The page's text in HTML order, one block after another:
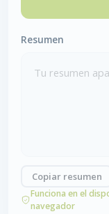
Resumen
Tu resumen
Copiar resumen
Funciona en el
navegador